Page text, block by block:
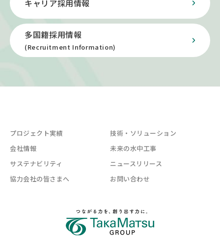
キャリア採用情報
多国籍採用情報
(Recruitment Information)
プロジェクト実績
技術・ソリューション
会社情報
未来の水中工事
サステナビリティ
ニュースリリース
協力会社の皆さまへ
お問い合わせ